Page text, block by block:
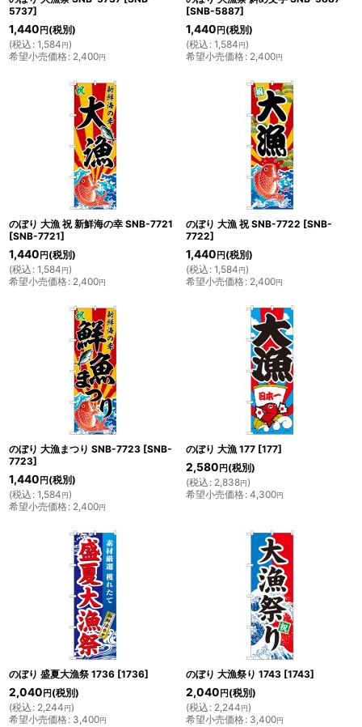
5737]
1,440 円 (税別)
(税込 : 1,584円)
希望小売価格: 2,400円
[SNB-5887]
1,440 円 (税別)
(税込 : 1,584円)
希望小売価格: 2,400円
のぼり 大漁 祝 新鮮海の幸 SNB-7721
[SNB-7721]
1,440 円 (税別)
(税込 : 1,584円)
希望小売価格: 2,400円
のぼり 大漁 祝 SNB-7722 [SNB-
7722]
1,440 円 (税別)
(税込 : 1,584円)
希望小売価格: 2,400円
のぼり 大漁まつり SNB-7723 [SNB-
7723]
1,440 円 (税別)
(税込 : 1,584円)
希望小売価格: 2,400円
のぼり 大漁 177 [177]
2,580 円 (税別)
(税込 : 2,838円)
希望小売価格: 4,300円
のぼり 盛夏大漁祭 1736 [1736]
2,040 円 (税別)
(税込 : 2,244円)
希望小売価格: 3,400円
のぼり 大漁祭り 1743 [1743]
2,040 円 (税別)
(税込 : 2,244円)
希望小売価格: 3,400円